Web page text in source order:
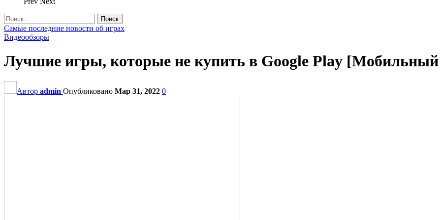
Самые последние новости об играх
Видеообзоры
Лучшие игры, которые не купить в Google Play
Автор admin Опубликовано Мар 31, 2022 0